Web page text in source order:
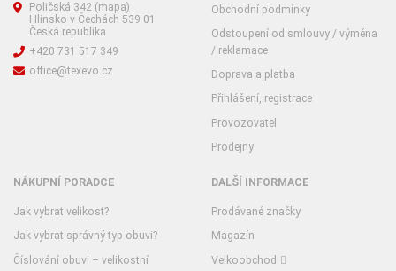
Poličská 342 (mapa)
Hlinsko v Čechách 539 01
Česká republika
+420 731 517 349
office@texevo.cz
Obchodní podmínky
Odstoupení od smlouvy / výměna
/ reklamace
Doprava a platba
Přihlášení, registrace
Provozovatel
Prodejny
NÁKUPNÍ PORADCE
Jak vybrat velikost?
Jak vybrat správný typ obuvi?
Číslování obuvi – velikostní
DALŠÍ INFORMACE
Prodávané značky
Magazín
Velkoobchod